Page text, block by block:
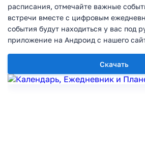
Скачать
расписания, отмечайте важные
встречи вместе с цифровым
события будут находиться у вас под
приложение на Андроид с нашего